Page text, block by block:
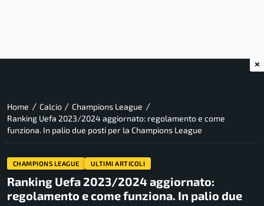
Home / Calcio / Champions League /
Ranking Uefa 2023/2024 aggiornato: regolamento e come
funziona. In palio due posti per la Champions League
CHAMPIONS LEAGUE ULTIMI ARTICOLI
Ranking Uefa 2023/2024 aggiornato:
regolamento e come funziona. In palio due
×